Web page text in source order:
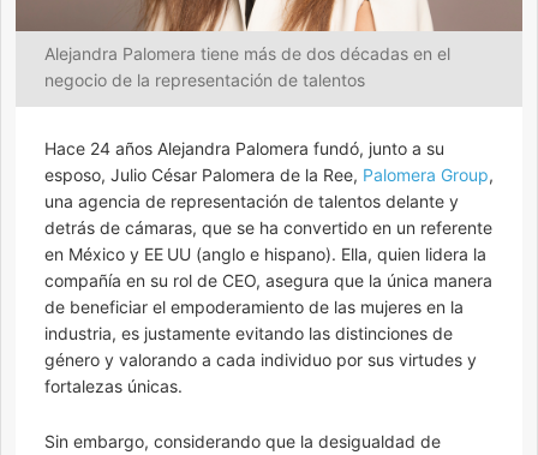
Alejandra Palomera tiene más de dos décadas en el
negocio de la representación de talentos
Hace 24 años Alejandra Palomera fundó, junto a su
esposo, Julio César Palomera de la Ree, Palomera Group,
una agencia de representación de talentos delante y
detrás de cámaras, que se ha convertido en un referente
en México y EE UU (anglo e hispano). Ella, quien lidera la
compañía en su rol de CEO, asegura que la única manera
de beneficiar el empoderamiento de las mujeres en la
industria, es justamente evitando las distinciones de
género y valorando a cada individuo por sus virtudes y
fortalezas únicas.
Sin embargo, considerando que la desigualdad de